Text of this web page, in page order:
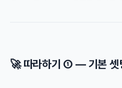
🚀 따라하기 ① — 기본 셋